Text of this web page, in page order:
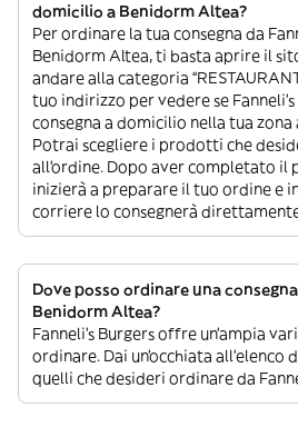
domicilio a Benidorm Altea?
Per ordinare la tua consegna da
Benidorm Altea, ti basta aprire il
andare alla categoria
tuo indirizzo per vedere se
consegna a domicilio nella tua
Potrai scegliere i prodotti che
all’ordine. Dopo aver completato il
inizierà a preparare il tuo ordine e
corriere lo consegnerà
Dove posso ordinare una
Benidorm Altea?
Fanneli's Burgers offre un’ampia
ordinare. Dai un’occhiata
quelli che desideri ordinare da